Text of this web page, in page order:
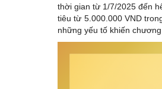
thời gian từ 1/7/2025 đến
tiêu từ 5.000.000 VND
những yếu tố khiến